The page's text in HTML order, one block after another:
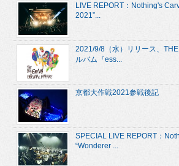
LIVE REPORT：Nothing's
2021”...
2021/9/8（水）リリース、
ルバム『ess...
京都大作戦2021参戦後記
SPECIAL LIVE REPORT：
“Wonderer ...